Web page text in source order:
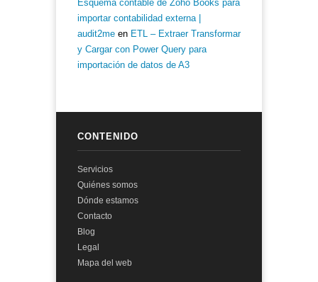
Esquema contable de Zoho Books para
importar contabilidad externa |
audit2me en ETL – Extraer Transformar
y Cargar con Power Query para
importación de datos de A3
CONTENIDO
Servicios
Quiénes somos
Dónde estamos
Contacto
Blog
Legal
Mapa del web